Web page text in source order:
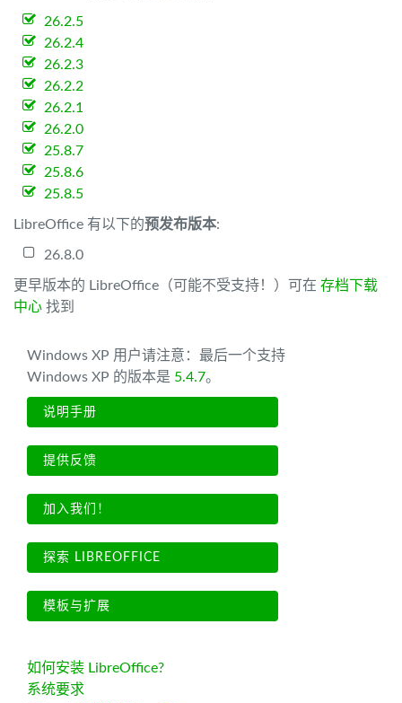
26.2.5
26.2.4
26.2.3
26.2.2
26.2.1
26.2.0
25.8.7
25.8.6
25.8.5
LibreOffice 有以下的预发布版本:
26.8.0
更早版本的 LibreOffice（可能不受支持！）可在 存档下载
中心 找到
Windows XP 用户请注意：最后一个支持
Windows XP 的版本是 5.4.7。
说明手册
提供反馈
加入我们！
探索 LIBREOFFICE
模板与扩展
如何安装 LibreOffice?
系统要求